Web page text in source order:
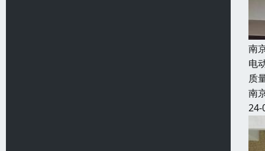
南
电
质
南
24-